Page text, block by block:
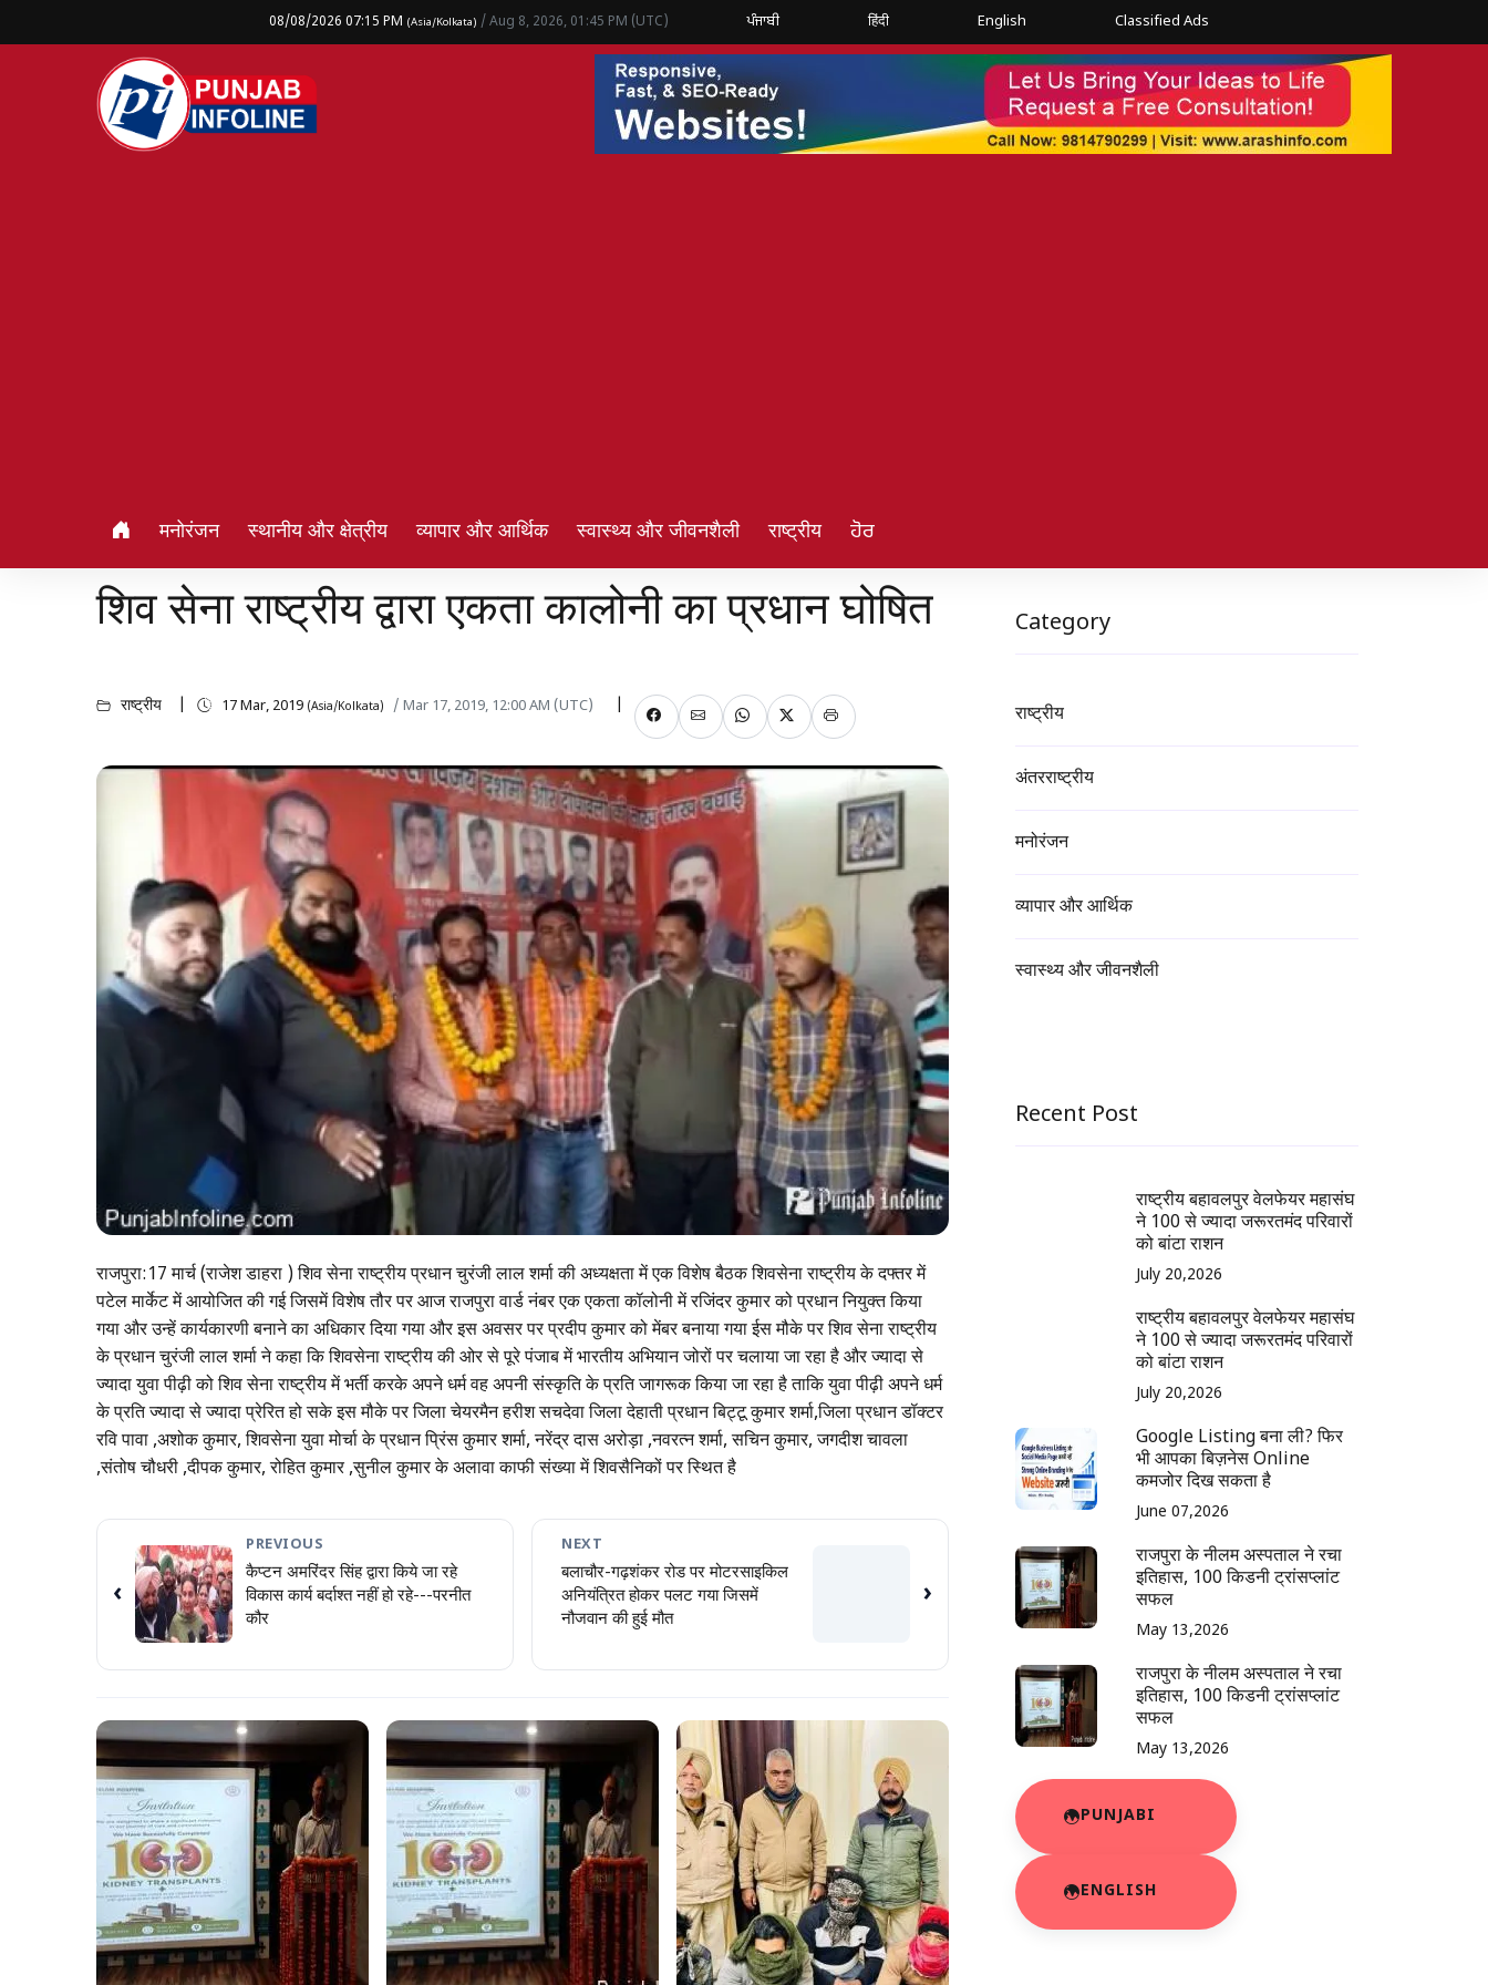
08/08/2026 07:15 PM (Asia/Kolkata) / Aug 8, 2026, 01:45 PM (UTC) ਪੰਜਾਬੀ हिंदी English Classified Ads
मनोरंजन स्थानीय और क्षेत्रीय व्यापार और आर्थिक स्वास्थ्य और जीवनशैली राष्ट्रीय ਹੋਰ
शिव सेना राष्ट्रीय द्वारा एकता कालोनी का प्रधान घोषित
राष्ट्रीय 17 Mar, 2019 (Asia/Kolkata) / Mar 17, 2019, 12:00 AM (UTC)
राजपुरा:17 मार्च (राजेश डाहरा ) शिव सेना राष्ट्रीय प्रधान चुरंजी लाल शर्मा की अध्यक्षता में एक विशेष बैठक शिवसेना राष्ट्रीय के दफ्तर में
पटेल मार्केट में आयोजित की गई जिसमें विशेष तौर पर आज राजपुरा वार्ड नंबर एक एकता कॉलोनी में रजिंदर कुमार को प्रधान नियुक्त किया
गया और उन्हें कार्यकारणी बनाने का अधिकार दिया गया और इस अवसर पर प्रदीप कुमार को मेंबर बनाया गया ईस मौके पर शिव सेना राष्ट्रीय
के प्रधान चुरंजी लाल शर्मा ने कहा कि शिवसेना राष्ट्रीय की ओर से पूरे पंजाब में भारतीय अभियान जोरों पर चलाया जा रहा है और ज्यादा से
ज्यादा युवा पीढ़ी को शिव सेना राष्ट्रीय में भर्ती करके अपने धर्म वह अपनी संस्कृति के प्रति जागरूक किया जा रहा है ताकि युवा पीढ़ी अपने धर्म
के प्रति ज्यादा से ज्यादा प्रेरित हो सके इस मौके पर जिला चेयरमैन हरीश सचदेवा जिला देहाती प्रधान बिट्टू कुमार शर्मा,जिला प्रधान डॉक्टर
रवि पावा ,अशोक कुमार, शिवसेना युवा मोर्चा के प्रधान प्रिंस कुमार शर्मा, नरेंद्र दास अरोड़ा ,नवरत्न शर्मा, सचिन कुमार, जगदीश चावला
,संतोष चौधरी ,दीपक कुमार, रोहित कुमार ,सुनील कुमार के अलावा काफी संख्या में शिवसैनिकों पर स्थित है
‹
PREVIOUS
कैप्टन अमरिंदर सिंह द्वारा किये जा रहे
विकास कार्य बर्दाश्त नहीं हो रहे---परनीत
कौर
NEXT
बलाचौर-गढ़शंकर रोड पर मोटरसाइकिल
अनियंत्रित होकर पलट गया जिसमें
नौजवान की हुई मौत
›
Category
राष्ट्रीय
अंतरराष्ट्रीय
मनोरंजन
व्यापार और आर्थिक
स्वास्थ्य और जीवनशैली
Recent Post
राष्ट्रीय बहावलपुर वेलफेयर महासंघ
ने 100 से ज्यादा जरूरतमंद परिवारों
को बांटा राशन
July 20,2026
राष्ट्रीय बहावलपुर वेलफेयर महासंघ
ने 100 से ज्यादा जरूरतमंद परिवारों
को बांटा राशन
July 20,2026
Google Listing बना ली? फिर
भी आपका बिज़नेस Online
कमजोर दिख सकता है
June 07,2026
राजपुरा के नीलम अस्पताल ने रचा
इतिहास, 100 किडनी ट्रांसप्लांट
सफल
May 13,2026
राजपुरा के नीलम अस्पताल ने रचा
इतिहास, 100 किडनी ट्रांसप्लांट
सफल
May 13,2026
PUNJABI
ENGLISH